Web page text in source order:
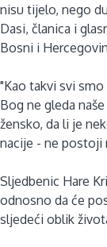
nisu tijelo, nego
Dasi, članica i
Bosni i
"Kao takvi svi
Bog ne gleda
žensko, da li je
nacije - ne postoji
Sljedbenic Hare
odnosno da će
sljedeći oblik